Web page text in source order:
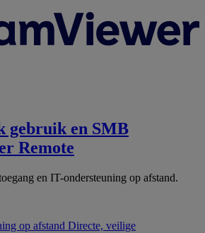
gebruik en SMB
Remote
en IT-ondersteuning op afstand.
op afstand Directe, veilige